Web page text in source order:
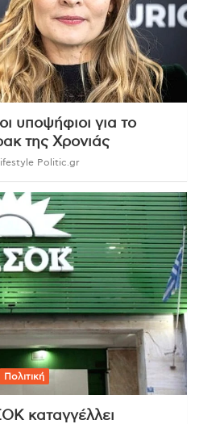
υποψήφιοι για το
της Χρονιάς
Politic.gr
Πολιτική
καταγγέλλει